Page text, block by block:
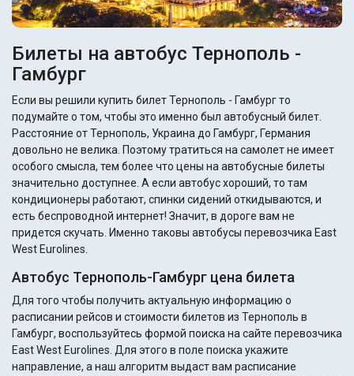
Билеты на автобус Тернополь -
Гамбург
Если вы решили купить билет Тернополь - Гамбург то
подумайте о том, чтобы это именно был автобусный билет.
Расстояние от Тернополь, Украина до Гамбург, Германия
довольно не велика. Поэтому тратиться на самолет не имеет
особого смысла, тем более что цены на автобусные билеты
значительно доступнее. А если автобус хороший, то там
кондиционеры работают, спинки сидений откидываются, и
есть беспроводной интернет! Значит, в дороге вам не
придется скучать. Именно таковы автобусы перевозчика East
West Eurolines.
Автобус Тернополь-Гамбург цена билета
Для того чтобы получить актуальную информацию о
расписании рейсов и стоимости билетов из Тернополь в
Гамбург, воспользуйтесь формой поиска на сайте перевозчика
East West Eurolines. Для этого в поле поиска укажите
направление, а наш алгоритм выдаст вам расписание